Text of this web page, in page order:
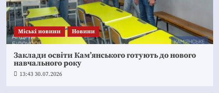
Mіські новини Новини
Заклади освіти Кам’янського готують до нового
навчального року
13:43 30.07.2026